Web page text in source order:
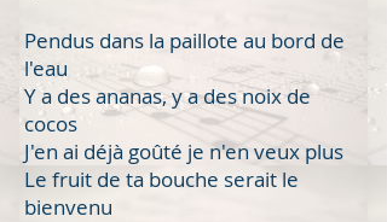
Pendus dans la paillote au bord de
l'eau
Y a des ananas, y a des noix de
cocos
J'en ai déjà goûté je n'en veux plus
Le fruit de ta bouche serait le
bienvenu